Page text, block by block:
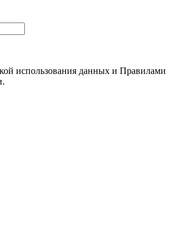
использования данных и Правилами